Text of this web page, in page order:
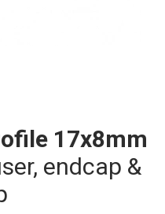
17x8mm
endcap &